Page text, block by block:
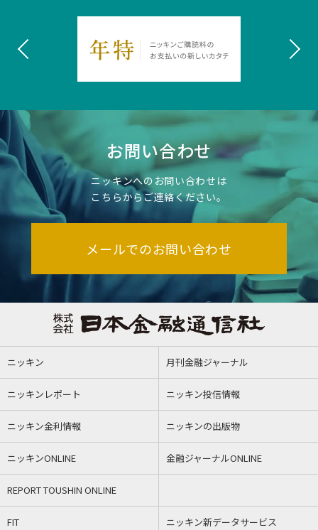
お問い合わせ
ニッキンへのお問い合わせは
こちらからご連絡ください。
メールでのお問い合わせ
ニッキン 月刊金融ジャーナル
ニッキンレポート ニッキン投信情報
ニッキン金利情報 ニッキンの出版物
ニッキンONLINE 金融ジャーナルONLINE
REPORT TOUSHIN ONLINE
FIT ニッキン新データサービス